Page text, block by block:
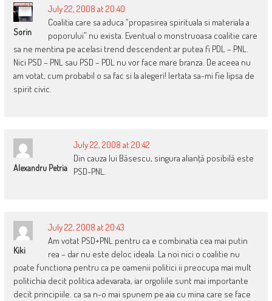
Sorin
July 22, 2008 at 20:40
Coalitia care sa aduca “propasirea spirituala si materiala a
poporului” nu exista. Eventual o monstruoasa coalitie care
sa ne mentina pe acelasi trend descendent ar putea fi PDL – PNL.
Nici PSD – PNL sau PSD – PDL nu vor face mare branza. De aceea nu
am votat, cum probabil o sa fac si la alegeri! Iertata sa-mi fie lipsa de
spirit civic.
Alexandru Petria
July 22, 2008 at 20:42
Din cauza lui Băsescu, singura alianţă posibilă este
PSD-PNL.
Kiki
July 22, 2008 at 20:43
Am votat PSD+PNL pentru ca e combinatia cea mai putin
rea – dar nu este deloc ideala. La noi nici o coalitie nu
poate functiona pentru ca pe oamenii politici ii preocupa mai mult
politichia decit politica adevarata, iar orgoliile sunt mai importante
decit principiile. ca sa n-o mai spunem pe aia cu mina care se face